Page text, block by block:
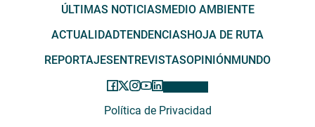
ÚLTIMAS NOTICIAS MEDIO AMBIENTE
ACTUALIDADTENDENCIAS HOJA DE RUTA
REPORTAJES ENTREVISTASOPINIÓN MUNDO
Política de Privacidad